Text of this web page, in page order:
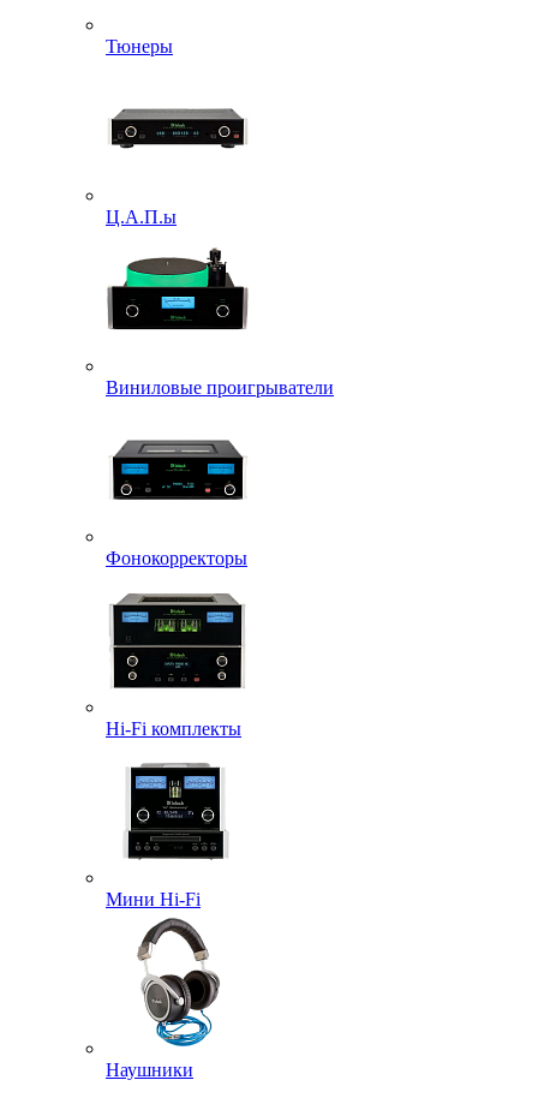
Тюнеры
Ц.А.П.ы
Виниловые проигрыватели
Фонокорректоры
Hi-Fi комплекты
Мини Hi-Fi
Наушники